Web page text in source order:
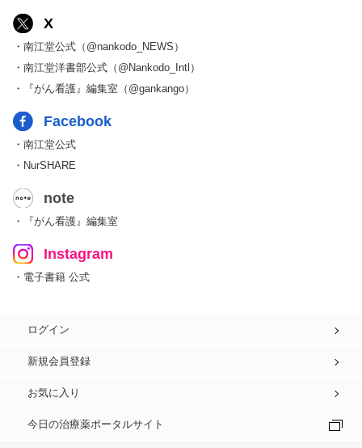
X
・南江堂公式（@nankodo_NEWS）
・南江堂洋書部公式（@Nankodo_Intl）
・『がん看護』編集室（@gankango）
Facebook
・南江堂公式
・NurSHARE
note
・『がん看護』編集室
Instagram
・電子書籍 公式
ログイン
新規会員登録
お気に入り
今日の治療薬ポータルサイト